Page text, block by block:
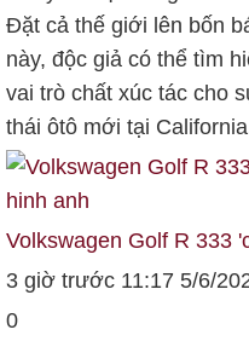
Đặt cả thế giới lên bốn
này, độc giả có thể tìm
vai trò chất xúc tác cho
thái ôtô mới tại
Volkswagen Golf R 333
3 giờ trước 11:17 5/6/
0